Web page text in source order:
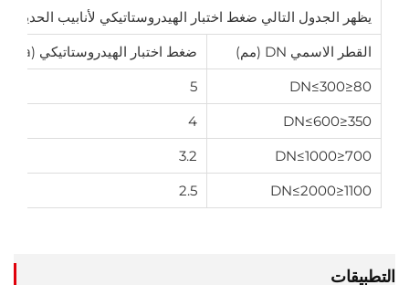
يظهر الجدول التالي ضغط اختبار الهيدروستاتيكي لأنابيب الحديد
القطر الاسمي DN (مم)
ضغط اختبار الهيدروستاتيكي (MPa)
80≤DN≤300
5
350≤DN≤600
4
700≤DN≤1000
3.2
1100≤DN≤2000
2.5
التطبيقات